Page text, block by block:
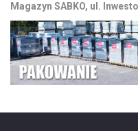
Magazyn SABKO, ul.